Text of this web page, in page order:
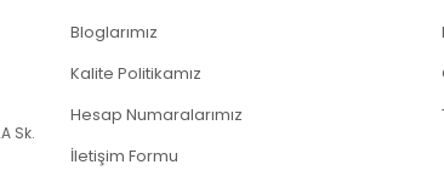
Sk.
Bloglarımız
Kalite Politikamız
Hesap Numaralarımız
İletişim Formu